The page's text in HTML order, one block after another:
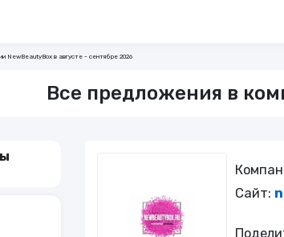
NewBeautyBox в августе - сентябре 2026
Все предложения в
Сайт: